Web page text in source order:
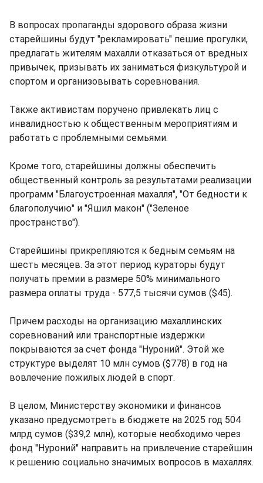
В вопросах пропаганды здорового образа жизни
старейшины будут "рекламировать" пешие прогулки,
предлагать жителям махалли отказаться от вредных
привычек, призывать их заниматься физкультурой и
спортом и организовывать соревнования.
Также активистам поручено привлекать лиц с
инвалидностью к общественным мероприятиям и
работать с проблемными семьями.
Кроме того, старейшины должны обеспечить
общественный контроль за результатами реализации
программ "Благоустроенная махалля", "От бедности к
благополучию" и "Яшил макон" ("Зеленое
пространство").
Старейшины прикрепляются к бедным семьям на
шесть месяцев. За этот период кураторы будут
получать премии в размере 50% минимального
размера оплаты труда - 577,5 тысячи сумов ($45).
Причем расходы на организацию махаллинских
соревнований или транспортные издержки
покрываются за счет фонда "Нуроний". Этой же
структуре выделят 10 млн сумов ($778) в год на
вовлечение пожилых людей в спорт.
В целом, Министерству экономики и финансов
указано предусмотреть в бюджете на 2025 год 504
млрд сумов ($39,2 млн), которые необходимо через
фонд "Нуроний" направить на привлечение старейшин
к решению социально значимых вопросов в махаллях.